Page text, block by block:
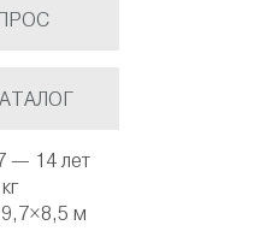
— 14 лет
м